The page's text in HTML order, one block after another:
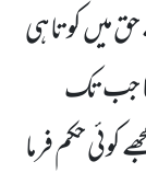
میں کوتاہی
جب تک
حکم فرما